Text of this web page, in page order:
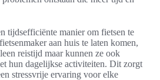
tijdsefficiënte manier om fietsen te
aan huis te laten komen,
reistijd maar kunnen ze ook
hun dagelijkse activiteiten. Dit zorgt
stressvrije ervaring voor elke